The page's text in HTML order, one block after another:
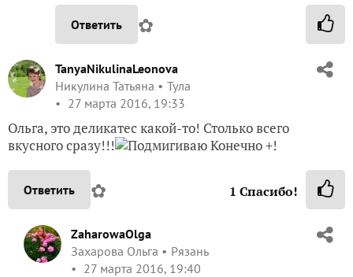
Ответить ✿
TanyaNikulinaLeonova
Никулина Татьяна
Тула
27 марта 2016, 19:33
Ольга, это деликатес какой-то! Столько всего
вкусного сразу!!!
Конечно +!
Ответить ✿ 1 Спасибо!
ZaharowaOlga
Захарова Ольга
Рязань
27 марта 2016, 19:40